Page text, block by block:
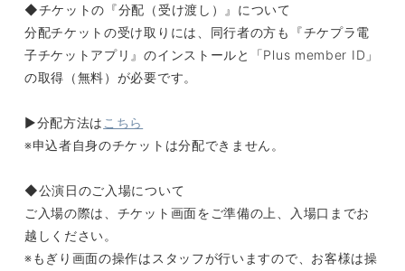
◆チケットの『分配（受け渡し）』について
分配チケットの受け取りには、同行者の方も『チケプラ電
子チケットアプリ』のインストールと「Plus member ID」
の取得（無料）が必要です。
▶︎分配方法は こちら
※申込者自身のチケットは分配できません。
◆公演日のご入場について
ご入場の際は、チケット画面をご準備の上、入場口までお
越しください。
※もぎり画面の操作はスタッフが行いますので、お客様は操